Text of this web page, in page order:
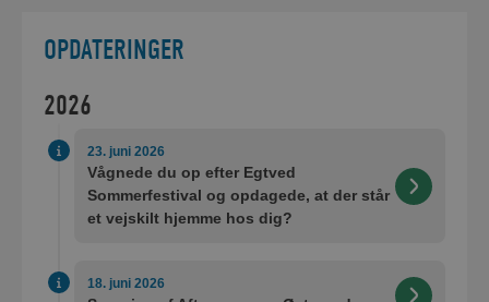
OPDATERINGER
2026
23. juni 2026
Vågnede du op efter Egtved
Sommerfestival og opdagede, at der står
et vejskilt hjemme hos dig?
18. juni 2026